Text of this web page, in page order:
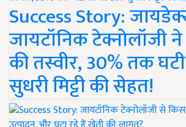
Success Story:
जायटॉनिक टेक्नोलॉजी
की तस्वीर, 30% तक
सुधरी मिट्टी की सेहत!